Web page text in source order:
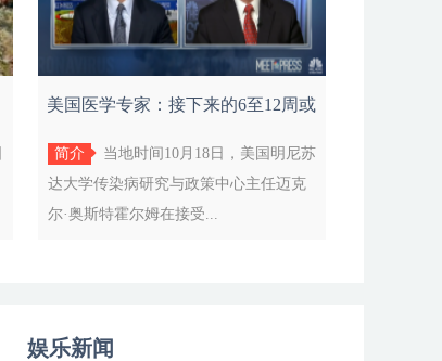
美国医学专家：接下来的6至12周或
将迎来
简介
当地时间10月18日，美国明尼苏
达大学传染病研究与政策中心主任迈克
尔·奥斯特霍尔姆在接受...
娱乐新闻